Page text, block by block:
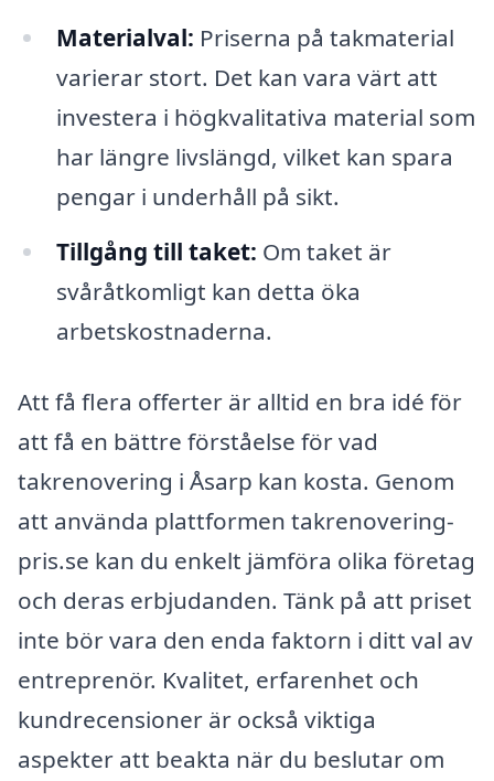
Materialval: Priserna på takmaterial
varierar stort. Det kan vara värt att
investera i högkvalitativa material som
har längre livslängd, vilket kan spara
pengar i underhåll på sikt.
Tillgång till taket: Om taket är
svåråtkomligt kan detta öka
arbetskostnaderna.
Att få flera offerter är alltid en bra idé för
att få en bättre förståelse för vad
takrenovering i Åsarp kan kosta. Genom
att använda plattformen takrenovering-
pris.se kan du enkelt jämföra olika företag
och deras erbjudanden. Tänk på att priset
inte bör vara den enda faktorn i ditt val av
entreprenör. Kvalitet, erfarenhet och
kundrecensioner är också viktiga
aspekter att beakta när du beslutar om